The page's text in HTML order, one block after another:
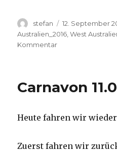
Autor
stefan
Veröffentlicht
am
12. September
Australien_2016 ,West
Kommentarzu
Carnavon
Heute fahren wir
Zuerst fahren wir